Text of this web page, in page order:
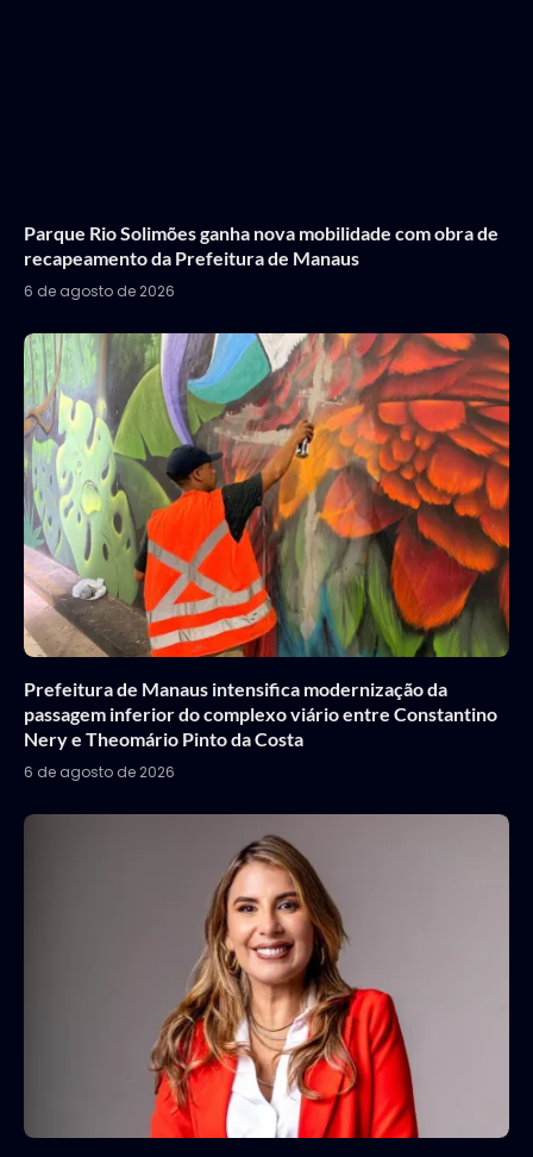
Parque Rio Solimões ganha nova mobilidade com obra de
recapeamento da Prefeitura de Manaus
6 de agosto de 2026
Prefeitura de Manaus intensifica modernização da
passagem inferior do complexo viário entre Constantino
Nery e Theomário Pinto da Costa
6 de agosto de 2026